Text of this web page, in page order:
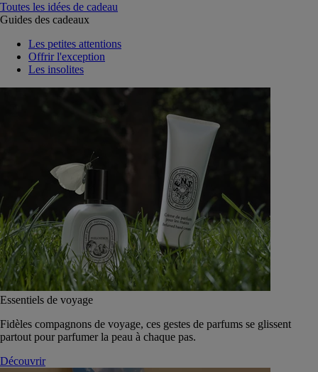
Toutes les idées de cadeau
Guides des cadeaux
Les petites attentions
Offrir l'exception
Les insolites
Essentiels de voyage
Fidèles compagnons de voyage, ces gestes de parfums se glissent
partout pour parfumer la peau à chaque pas.
Découvrir